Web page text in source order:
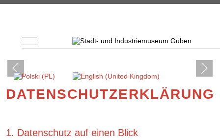
Mobile Menu Toggle
Sprache auswählen
DATENSCHUTZERKLÄRUNG
1. Datenschutz auf einen Blick